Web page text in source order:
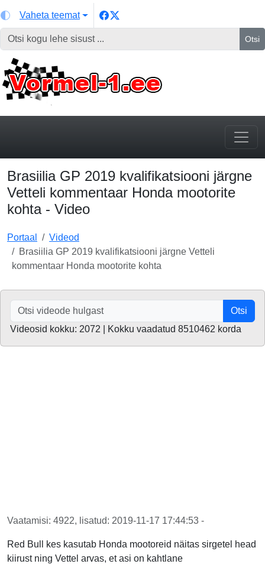
Vaheta teemat
Otsi
Brasiilia GP 2019 kvalifikatsiooni järgne
Vetteli kommentaar Honda mootorite
kohta - Video
Portaal
Videod
Brasiilia GP 2019 kvalifikatsiooni järgne Vetteli
kommentaar Honda mootorite kohta
Otsi
Videosid kokku: 2072 | Kokku vaadatud 8510462 korda
Vaatamisi: 4922, lisatud: 2019-11-17 17:44:53 -
Red Bull kes kasutab Honda mootoreid näitas sirgetel head
kiirust ning Vettel arvas, et asi on kahtlane